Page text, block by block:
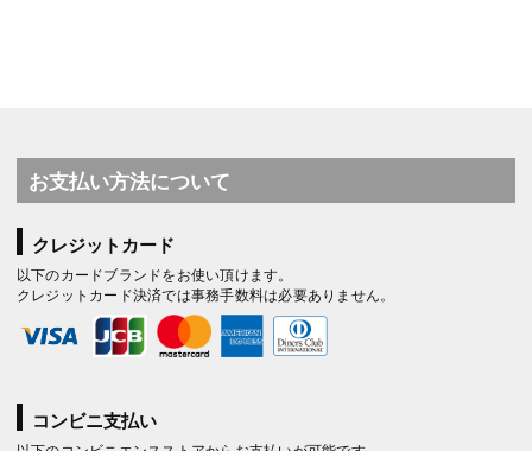
お支払い方法について
クレジットカード
以下のカードブランドをお使い頂けます。
クレジットカード決済では事務手数料は必要ありません。
コンビニ支払い